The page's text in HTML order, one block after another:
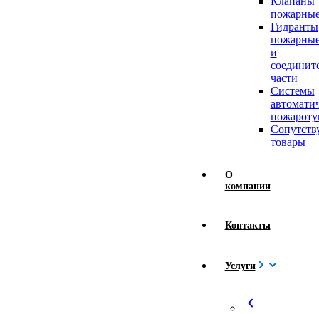
Гидранты
и
части
Системы
товары
О
компании
Контакты
Услуги
chevron_left